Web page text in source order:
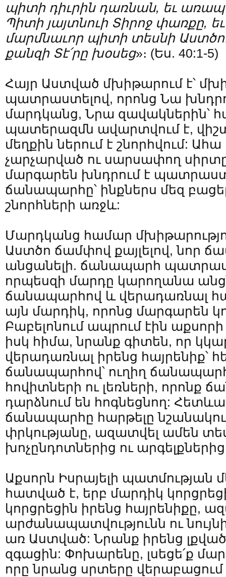
պիտի դիւրին դառնան, եւ
Պիտի յայտնուի Տիրոջ փառքը, եւ
մարմնաւոր պիտի տեսնի
քանզի Տէ՛րը խօսեց»։ (Ես. 40:1-5)
Հայր Աստված մխիթարում է՝
պատրաստելով, որոնց Նա
մարդկանց, Նրա զավակներին՝
պատերազմն ավարտվում է,
մեղքին ներում է շնորհվում: Ահա
չարչարված ու սարսափող
մարգարեն խնդրում է
ճանապարհը՝ ինքներս մեզ
շնորհների առջև:
Մարդկանց համար
Աստծո ճամփով քայլելով, նոր
անցանելի. ճանապարհ
որպեսզի մարդը կարողանա
ճանապարհով և վերադառնալ
այն մարդիկ, որոնց մարգարեն
Բաբելոնում ապրում էին աքսորի
իսկ հիմա, նրանք գիտեն, որ
վերադառնալ իրենց հայրենիք՝
ճանապարհով՝ ուղիղ
հովիտների ու լեռների, որոնք
դարձնում են հոգնեցնող:
ճանապարհը հարթելը
փրկությանը, ազատվել ամեն
խոչընդոտներից ու
Աքսորն Իսրայելի պատմության
հատված է, երբ մարդիկ
կորցրեցին իրենց հայրենիքը,
արժանապատվությունն ու
առ Աստված: Նրանք իրենց
զգացին: Փոխարենը, լսեցե՛ք
որը նրանց սրտերը